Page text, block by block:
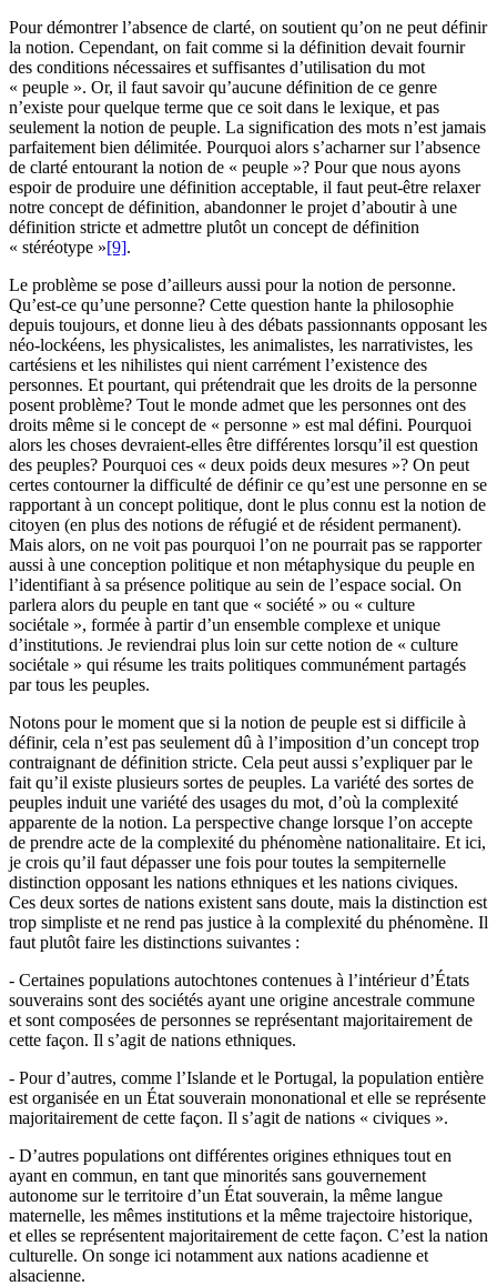
Pour démontrer l’absence de clarté, on soutient qu’on ne peut définir
la notion. Cependant, on fait comme si la définition devait fournir
des conditions nécessaires et suffisantes d’utilisation du mot
« peuple ». Or, il faut savoir qu’aucune définition de ce genre
n’existe pour quelque terme que ce soit dans le lexique, et pas
seulement la notion de peuple. La signification des mots n’est jamais
parfaitement bien délimitée. Pourquoi alors s’acharner sur l’absence
de clarté entourant la notion de « peuple »? Pour que nous ayons
espoir de produire une définition acceptable, il faut peut-être relaxer
notre concept de définition, abandonner le projet d’aboutir à une
définition stricte et admettre plutôt un concept de définition
« stéréotype »[9].
Le problème se pose d’ailleurs aussi pour la notion de personne.
Qu’est-ce qu’une personne? Cette question hante la philosophie
depuis toujours, et donne lieu à des débats passionnants opposant les
néo-lockéens, les physicalistes, les animalistes, les narrativistes, les
cartésiens et les nihilistes qui nient carrément l’existence des
personnes. Et pourtant, qui prétendrait que les droits de la personne
posent problème? Tout le monde admet que les personnes ont des
droits même si le concept de « personne » est mal défini. Pourquoi
alors les choses devraient-elles être différentes lorsqu’il est question
des peuples? Pourquoi ces « deux poids deux mesures »? On peut
certes contourner la difficulté de définir ce qu’est une personne en se
rapportant à un concept politique, dont le plus connu est la notion de
citoyen (en plus des notions de réfugié et de résident permanent).
Mais alors, on ne voit pas pourquoi l’on ne pourrait pas se rapporter
aussi à une conception politique et non métaphysique du peuple en
l’identifiant à sa présence politique au sein de l’espace social. On
parlera alors du peuple en tant que « société » ou « culture
sociétale », formée à partir d’un ensemble complexe et unique
d’institutions. Je reviendrai plus loin sur cette notion de « culture
sociétale » qui résume les traits politiques communément partagés
par tous les peuples.
Notons pour le moment que si la notion de peuple est si difficile à
définir, cela n’est pas seulement dû à l’imposition d’un concept trop
contraignant de définition stricte. Cela peut aussi s’expliquer par le
fait qu’il existe plusieurs sortes de peuples. La variété des sortes de
peuples induit une variété des usages du mot, d’où la complexité
apparente de la notion. La perspective change lorsque l’on accepte
de prendre acte de la complexité du phénomène nationalitaire. Et ici,
je crois qu’il faut dépasser une fois pour toutes la sempiternelle
distinction opposant les nations ethniques et les nations civiques.
Ces deux sortes de nations existent sans doute, mais la distinction est
trop simpliste et ne rend pas justice à la complexité du phénomène. Il
faut plutôt faire les distinctions suivantes :
- Certaines populations autochtones contenues à l’intérieur d’États
souverains sont des sociétés ayant une origine ancestrale commune
et sont composées de personnes se représentant majoritairement de
cette façon. Il s’agit de nations ethniques.
- Pour d’autres, comme l’Islande et le Portugal, la population entière
est organisée en un État souverain mononational et elle se représente
majoritairement de cette façon. Il s’agit de nations « civiques ».
- D’autres populations ont différentes origines ethniques tout en
ayant en commun, en tant que minorités sans gouvernement
autonome sur le territoire d’un État souverain, la même langue
maternelle, les mêmes institutions et la même trajectoire historique,
et elles se représentent majoritairement de cette façon. C’est la nation
culturelle. On songe ici notamment aux nations acadienne et
alsacienne.